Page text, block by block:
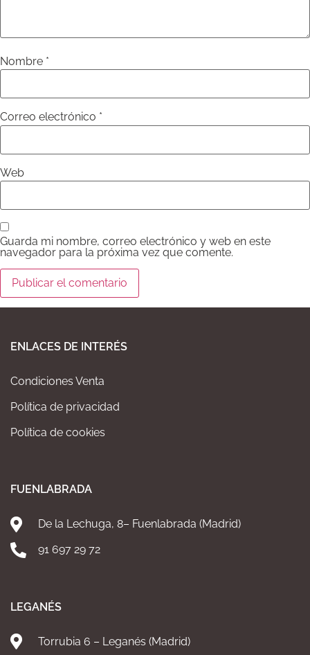
Nombre *
Correo electrónico *
Web
Guarda mi nombre, correo electrónico y web en este
navegador para la próxima vez que comente.
ENLACES DE INTERÉS
Condiciones Venta
Política de privacidad
Política de cookies
FUENLABRADA
De la Lechuga, 8– Fuenlabrada (Madrid)
91 697 29 72
LEGANÉS
Torrubia 6 – Leganés (Madrid)